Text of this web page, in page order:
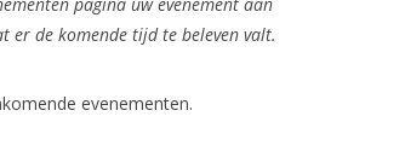
er de komende tijd te beleven valt.
evenementen.